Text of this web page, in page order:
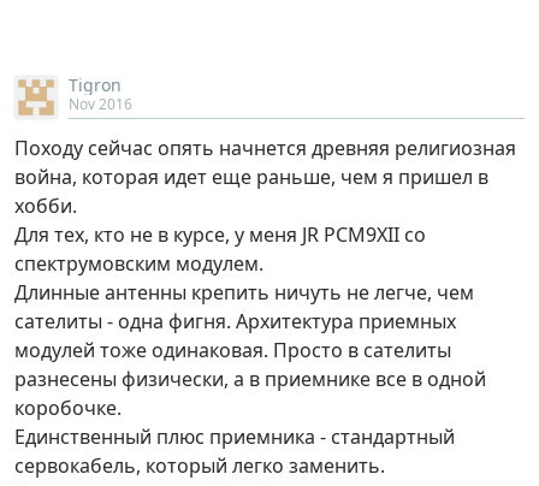
Tigron
Nov 2016
Походу сейчас опять начнется древняя религиозная
война, которая идет еще раньше, чем я пришел в
хобби.
Для тех, кто не в курсе, у меня JR PCM9XII со
спектрумовским модулем.
Длинные антенны крепить ничуть не легче, чем
сателиты - одна фигня. Архитектура приемных
модулей тоже одинаковая. Просто в сателиты
разнесены физически, а в приемнике все в одной
коробочке.
Единственный плюс приемника - стандартный
сервокабель, который легко заменить.